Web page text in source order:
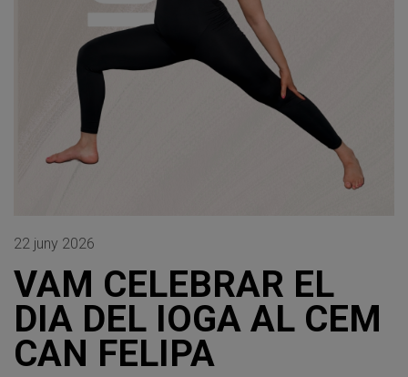
22 juny 2026
VAM CELEBRAR EL
DIA DEL IOGA AL CEM
CAN FELIPA